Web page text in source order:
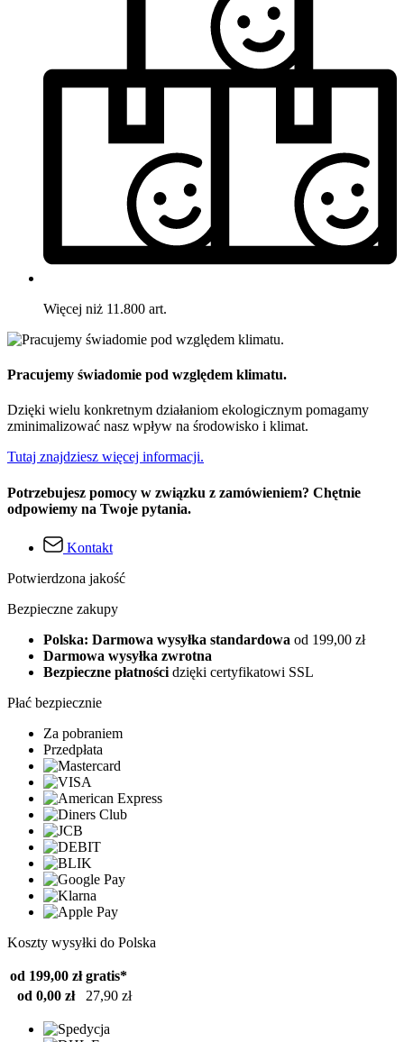
Więcej niż 11.800 art.
Pracujemy świadomie pod względem klimatu.
Dzięki wielu konkretnym działaniom ekologicznym pomagamy
zminimalizować nasz wpływ na środowisko i klimat.
Tutaj znajdziesz więcej informacji.
Potrzebujesz pomocy w związku z zamówieniem? Chętnie
odpowiemy na Twoje pytania.
Kontakt
Potwierdzona jakość
Bezpieczne zakupy
Polska: Darmowa wysyłka standardowa od 199,00 zł
Darmowa wysyłka zwrotna
Bezpieczne płatności dzięki certyfikatowi SSL
Płać bezpiecznie
Za pobraniem
Przedpłata
Koszty wysyłki do Polska
od 199,00 zł gratis*
od 0,00 zł
27,90 zł